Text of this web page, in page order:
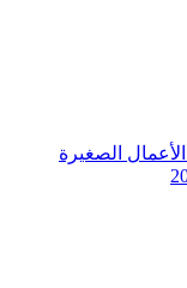
الصغيرة